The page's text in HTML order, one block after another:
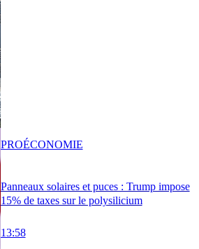
Panneaux solaires et puces : Trump impose
15% de taxes sur le polysilicium
13:58
PROÉCONOMIE